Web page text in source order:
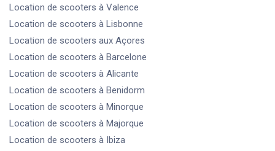
Location de scooters à Valence
Location de scooters à Lisbonne
Location de scooters aux Açores
Location de scooters à Barcelone
Location de scooters à Alicante
Location de scooters à Benidorm
Location de scooters à Minorque
Location de scooters à Majorque
Location de scooters à Ibiza